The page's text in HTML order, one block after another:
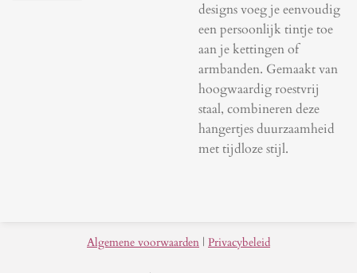
designs voeg je eenvoudig
een persoonlijk tintje toe
aan je kettingen of
armbanden. Gemaakt van
hoogwaardig roestvrij
staal, combineren deze
hangertjes duurzaamheid
met tijdloze stijl.
Algemene voorwaarden | Privacybeleid